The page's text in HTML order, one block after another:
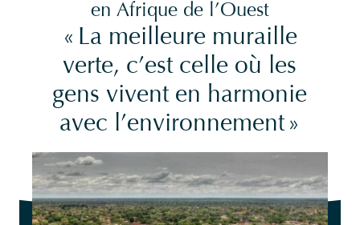
en Afrique de l’Ouest
« La meilleure muraille
verte, c’est celle où les
gens vivent en harmonie
avec l’environnement »